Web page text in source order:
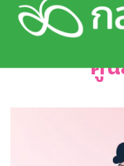
Skip
ศูน